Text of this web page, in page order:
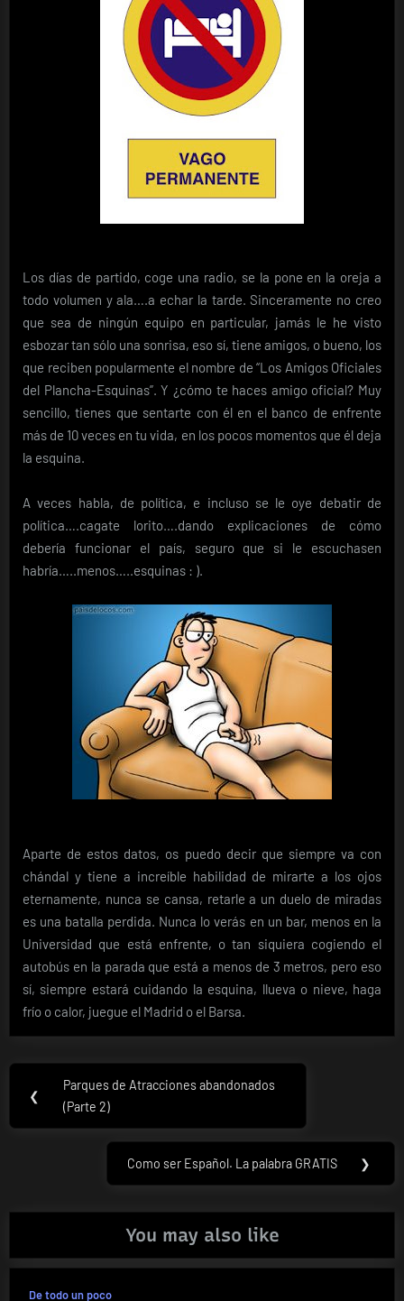
Los días de partido, coge una radio, se la pone en la oreja a
todo volumen y ala….a echar la tarde. Sinceramente no creo
que sea de ningún equipo en particular, jamás le he visto
esbozar tan sólo una sonrisa, eso sí, tiene amigos, o bueno, los
que reciben popularmente el nombre de “Los Amigos Oficiales
del Plancha-Esquinas”. Y ¿cómo te haces amigo oficial? Muy
sencillo, tienes que sentarte con él en el banco de enfrente
más de 10 veces en tu vida, en los pocos momentos que él deja
la esquina.
A veces habla, de política, e incluso se le oye debatir de
política….cagate lorito….dando explicaciones de cómo
debería funcionar el país, seguro que si le escuchasen
habría…..menos…..esquinas : ).
Aparte de estos datos, os puedo decir que siempre va con
chándal y tiene a increíble habilidad de mirarte a los ojos
eternamente, nunca se cansa, retarle a un duelo de miradas
es una batalla perdida. Nunca lo verás en un bar, menos en la
Universidad que está enfrente, o tan siquiera cogiendo el
autobús en la parada que está a menos de 3 metros, pero eso
sí, siempre estará cuidando la esquina, llueva o nieve, haga
frío o calor, juegue el Madrid o el Barsa.
Navegación
de
entradas
❮
Previous
Post:
Parques de Atracciones abandonados
(Parte 2)
Next
Como ser Español. La palabra GRATIS ❯
You may also like
De todo un poco